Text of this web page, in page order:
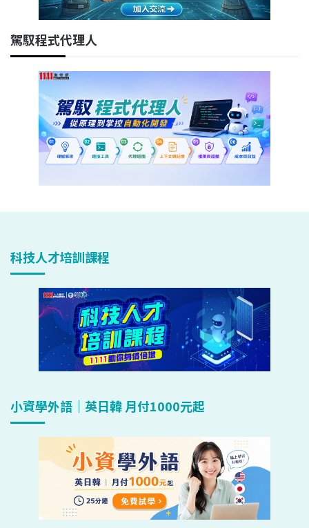
駕馭程式代理人
科技人才培訓課程
小資學外語｜英日韓 月付1000元起